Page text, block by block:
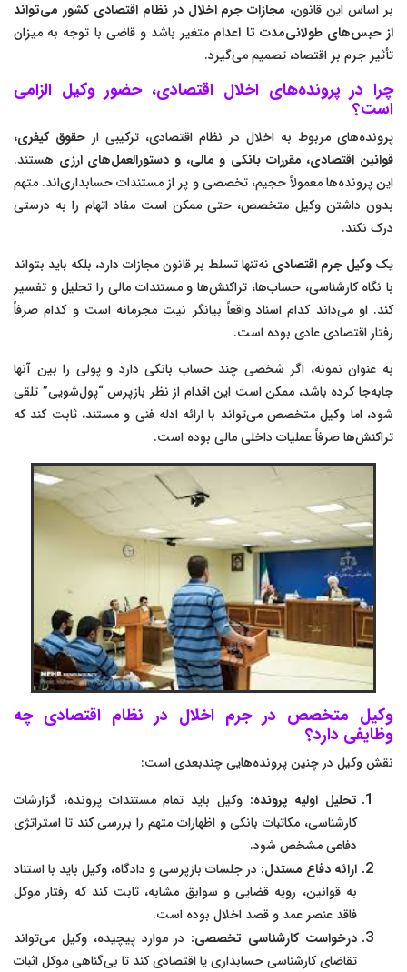
بر اساس این قانون، مجازات جرم اخلال در نظام اقتصادی کشور می‌تواند
از حبس‌های طولانی‌مدت تا اعدام متغیر باشد و قاضی با توجه به میزان
تأثیر جرم بر اقتصاد، تصمیم می‌گیرد.
چرا در پرونده‌های اخلال اقتصادی، حضور وکیل الزامی
است؟
پرونده‌های مربوط به اخلال در نظام اقتصادی، ترکیبی از حقوق کیفری،
قوانین اقتصادی، مقررات بانکی و مالی، و دستورالعمل‌های ارزی هستند.
این پرونده‌ها معمولاً حجیم، تخصصی و پر از مستندات حسابداری‌اند. متهم
بدون داشتن وکیل متخصص، حتی ممکن است مفاد اتهام را به درستی
درک نکند.
یک وکیل جرم اقتصادی نه‌تنها تسلط بر قانون مجازات دارد، بلکه باید بتواند
با نگاه کارشناسی، حساب‌ها، تراکنش‌ها و مستندات مالی را تحلیل و تفسیر
کند. او می‌داند کدام اسناد واقعاً بیانگر نیت مجرمانه است و کدام صرفاً
رفتار اقتصادی عادی بوده است.
به عنوان نمونه، اگر شخصی چند حساب بانکی دارد و پولی را بین آنها
جابه‌جا کرده باشد، ممکن است این اقدام از نظر بازپرس “پول‌شویی” تلقی
شود، اما وکیل متخصص می‌تواند با ارائه ادله فنی و مستند، ثابت کند که
تراکنش‌ها صرفاً عملیات داخلی مالی بوده است.
وکیل متخصص در جرم اخلال در نظام اقتصادی چه
وظایفی دارد؟
نقش وکیل در چنین پرونده‌هایی چندبعدی است:
تحلیل اولیه پرونده: وکیل باید تمام مستندات پرونده، گزارشات
کارشناسی، مکاتبات بانکی و اظهارات متهم را بررسی کند تا استراتژی
دفاعی مشخص شود.
ارائه دفاع مستدل: در جلسات بازپرسی و دادگاه، وکیل باید با استناد
به قوانین، رویه قضایی و سوابق مشابه، ثابت کند که رفتار موکل
فاقد عنصر عمد و قصد اخلال بوده است.
درخواست کارشناسی تخصصی: در موارد پیچیده، وکیل می‌تواند
تقاضای کارشناسی حسابداری یا اقتصادی کند تا بی‌گناهی موکل اثبات